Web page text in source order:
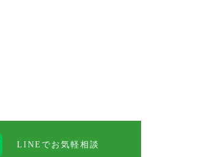
LINEでお気軽相談